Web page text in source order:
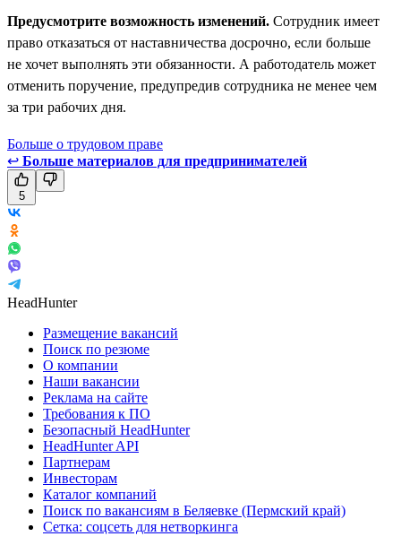
Предусмотрите возможность изменений. Сотрудник имеет
право отказаться от наставничества досрочно, если больше
не хочет выполнять эти обязанности. А работодатель может
отменить поручение, предупредив сотрудника не менее чем
за три рабочих дня.
Больше о трудовом праве
↩ Больше материалов для предпринимателей
5
HeadHunter
Размещение вакансий
Поиск по резюме
О компании
Наши вакансии
Реклама на сайте
Требования к ПО
Безопасный HeadHunter
HeadHunter API
Партнерам
Инвесторам
Каталог компаний
Поиск по вакансиям в Беляевке (Пермский край)
Сетка: соцсеть для нетворкинга